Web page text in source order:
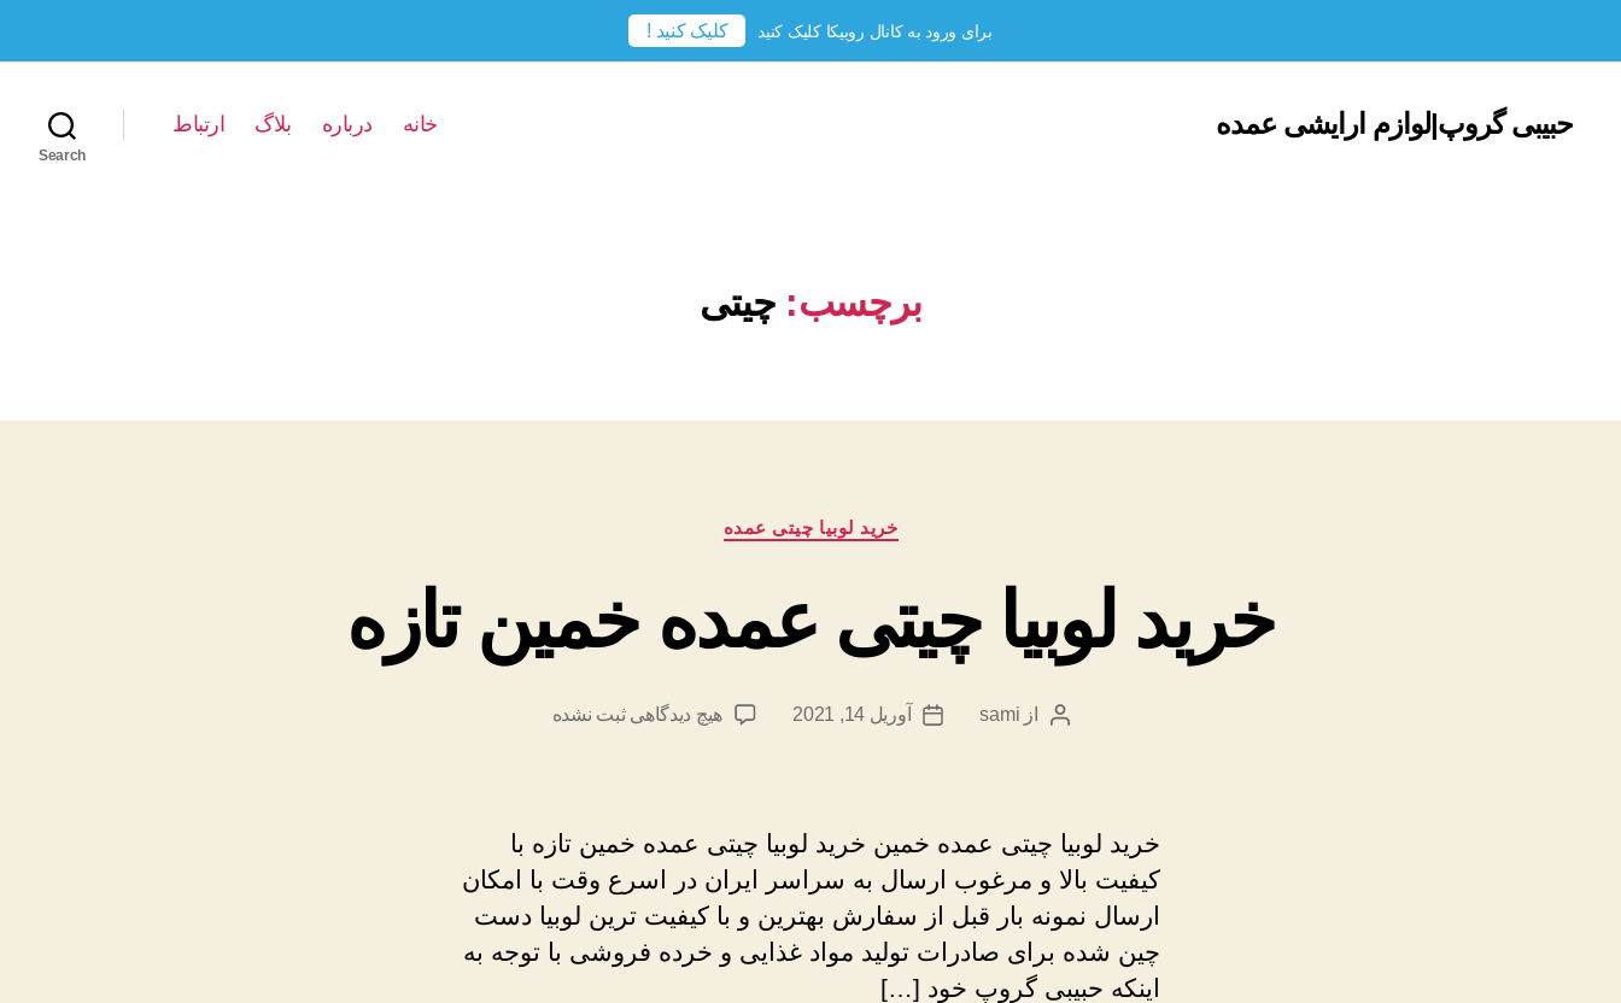
حبیبی گروپ|لوازم ارایشی عمده خانه درباره بلاگ ارتباط
Search
برچسب: چیتی
دسته‌ها
خرید لوبیا چیتی عمده
خرید لوبیا چیتی عمده خمین تازه
نویسندهٔ
از sami
تاریخآوریل 14, 2021 هیچ دیدگاهیبرای
خمین
تازه
ثبت نشده
خرید لوبیا چیتی عمده خمین خرید لوبیا چیتی عمده خمین تازه با
کیفیت بالا و مرغوب ارسال به سراسر ایران در اسرع وقت با امکان
ارسال نمونه بار قبل از سفارش بهترین و با کیفیت ترین لوبیا دست
چین شده برای صادرات تولید مواد غذایی و خرده فروشی با توجه به
اینکه حبیبی گروپ خود […]
برای ورود به کانال روبیکا کلیک کنید کلیک کنید !